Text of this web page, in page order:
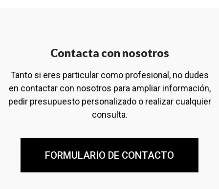
Contacta con nosotros
Tanto si eres particular como profesional, no dudes
en contactar con nosotros para ampliar información,
pedir presupuesto personalizado o realizar cualquier
consulta.
FORMULARIO DE CONTACTO